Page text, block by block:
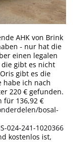
AHK von Brink
- nur hat die
einen legalen
die gibt es nicht
gibt es die
habe ich nach
220 € gefunden.
für 136,92 €
bosal-
024-241-1020366
kostenlos ist,